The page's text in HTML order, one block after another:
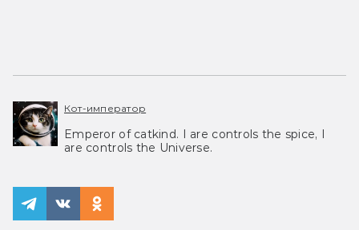
Кот-император
Emperor of catkind. I are controls the spice, I
are controls the Universe.